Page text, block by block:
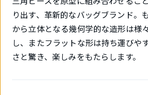
り出す、革新的なバッグブランド。
から立体となる幾何学的な造形は様
し、またフラットな形は持ち運びや
さと驚き、楽しみをもたらします。